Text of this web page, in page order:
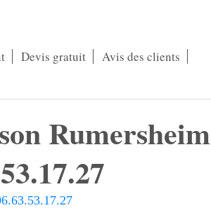
Devis gratuit
Avis des clients
Rumersheim